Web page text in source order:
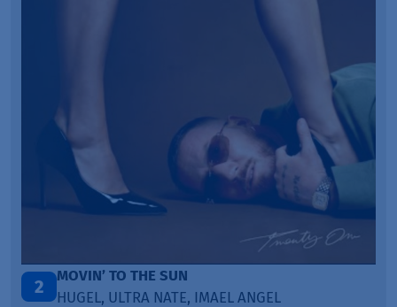
2
MOVIN’ TO THE SUN
HUGEL, ULTRA NATE, IMAEL ANGEL